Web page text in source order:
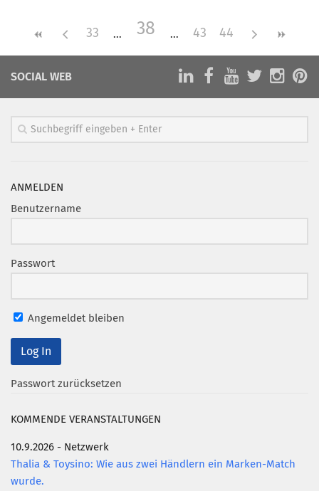
33 38 43 44
SOCIAL WEB
ANMELDEN
Benutzername
Passwort
Angemeldet bleiben
Passwort zurücksetzen
KOMMENDE VERANSTALTUNGEN
10.9.2026 - Netzwerk
Thalia & Toysino: Wie aus zwei Händlern ein Marken-Match
wurde.